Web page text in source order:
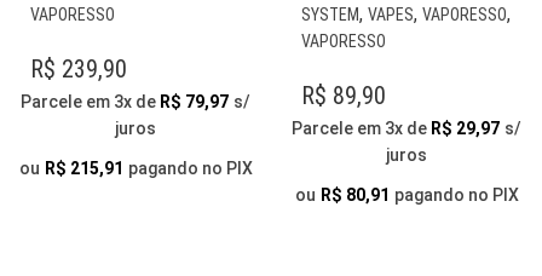
VAPORESSO
OPÇÕES
PODEM
SER
ESCOLHIDAS
R$ 239,90
Parcele em 3x de R$ 79,97 s/
juros
ou R$ 215,91 pagando no PIX
SYSTEM, VAPES, VAPORESSO,
VAPORESSO
SER
R$ 89,90
Parcele em 3x de R$ 29,97 s/
juros
ou R$ 80,91 pagando no PIX